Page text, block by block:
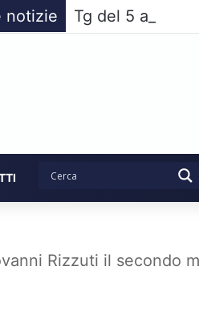
notizie Tg del 5 agosto
Rizzuti il secondo